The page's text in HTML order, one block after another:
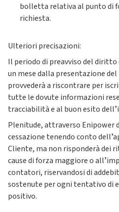
bolletta relativa al punto di
richiesta.
Ulteriori precisazioni:
Il periodo di preavviso del diritto
un mese dalla presentazione
provvederà a riscontrare per
tutte le dovute informazioni
tracciabilità e al buon esito
Plenitude, attraverso Enipower
cessazione tenendo conto
Cliente, ma non risponderà dei
cause di forza maggiore o
contatori, riservandosi di
sostenute per ogni tentativo di
positivo.